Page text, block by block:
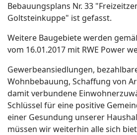
Bebauungsplans Nr. 33
Goltsteinkuppe" ist gefasst.
Weitere Baugebiete werden
vom 16.01.2017 mit RWE Power
Gewerbeansiedlungen,
Wohnbebauung, Schaffung von
damit verbundene
Schlüssel für eine positive
einer Gesundung unserer
müssen wir weiterhin alle sich